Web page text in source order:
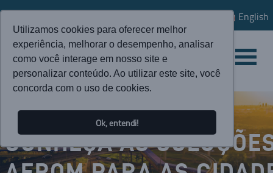
Utilizamos cookies para oferecer melhor
experiência, melhorar o desempenho, analisar
como você interage em nosso site e
personalizar conteúdo. Ao utilizar este site, você
concorda com o uso de cookies.
Ok, entendi!
English
CONHEÇA AS